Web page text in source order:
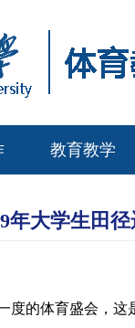
教育教学
年大学生田
度的体育盛会，